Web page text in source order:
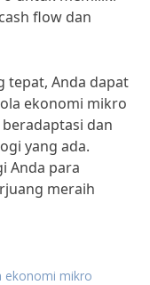
flow dan
tepat, Anda dapat
ekonomi mikro
dan
yang ada.
Anda para
meraih
ekonomi mikro